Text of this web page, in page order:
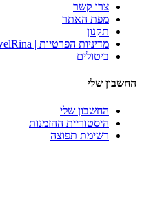
צרו קשר
מפת האתר
תקנון
מדיניות הפרטיות | JewelRina - תכשיטים שמוסיפים צבע
ביטולים
החשבון שלי
החשבון שלי
היסטוריית ההזמנות
רשימת תפוצה